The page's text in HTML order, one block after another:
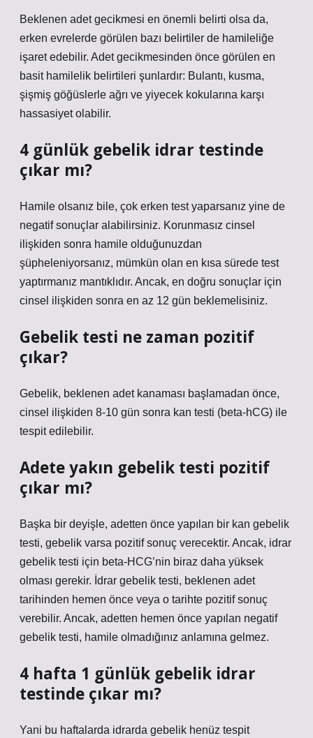
Beklenen adet gecikmesi en önemli belirti olsa da,
erken evrelerde görülen bazı belirtiler de hamileliğe
işaret edebilir. Adet gecikmesinden önce görülen en
basit hamilelik belirtileri şunlardır: Bulantı, kusma,
şişmiş göğüslerle ağrı ve yiyecek kokularına karşı
hassasiyet olabilir.
4 günlük gebelik idrar testinde
çıkar mı?
Hamile olsanız bile, çok erken test yaparsanız yine de
negatif sonuçlar alabilirsiniz. Korunmasız cinsel
ilişkiden sonra hamile olduğunuzdan
şüpheleniyorsanız, mümkün olan en kısa sürede test
yaptırmanız mantıklıdır. Ancak, en doğru sonuçlar için
cinsel ilişkiden sonra en az 12 gün beklemelisiniz.
Gebelik testi ne zaman pozitif
çıkar?
Gebelik, beklenen adet kanaması başlamadan önce,
cinsel ilişkiden 8-10 gün sonra kan testi (beta-hCG) ile
tespit edilebilir.
Adete yakın gebelik testi pozitif
çıkar mı?
Başka bir deyişle, adetten önce yapılan bir kan gebelik
testi, gebelik varsa pozitif sonuç verecektir. Ancak, idrar
gebelik testi için beta-HCG’nin biraz daha yüksek
olması gerekir. İdrar gebelik testi, beklenen adet
tarihinden hemen önce veya o tarihte pozitif sonuç
verebilir. Ancak, adetten hemen önce yapılan negatif
gebelik testi, hamile olmadığınız anlamına gelmez.
4 hafta 1 günlük gebelik idrar
testinde çıkar mı?
Yani bu haftalarda idrarda gebelik henüz tespit